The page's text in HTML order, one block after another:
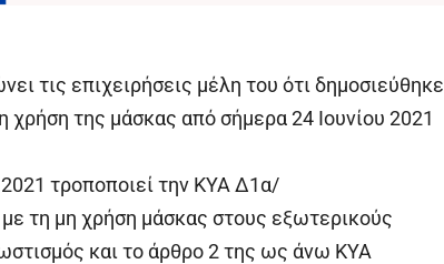
τις επιχειρήσεις μέλη του ότι δημοσιεύθηκε
χρήση της μάσκας από σήμερα 24 Ιουνίου 2021
τροποποιεί την ΚΥΑ Δ1α/
τη μη χρήση μάσκας στους εξωτερικούς
και το άρθρο 2 της ως άνω ΚΥΑ